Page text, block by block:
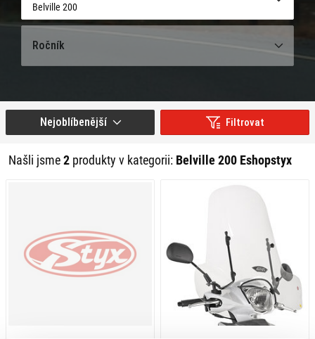
Belville 200
Ročník
Filtrovat
Našli jsme2 produkty v kategorii: Belville 200 Eshopstyx
Nejoblíbenější